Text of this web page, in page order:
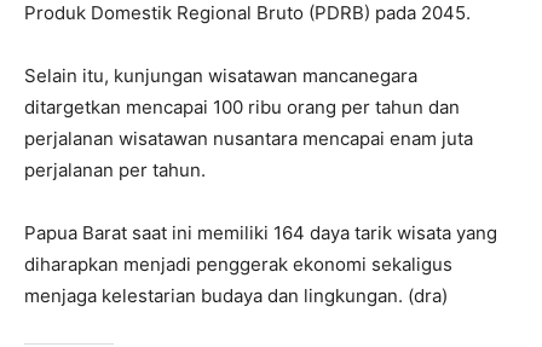
Produk Domestik Regional Bruto (PDRB) pada 2045.
Selain itu, kunjungan wisatawan mancanegara
ditargetkan mencapai 100 ribu orang per tahun dan
perjalanan wisatawan nusantara mencapai enam juta
perjalanan per tahun.
Papua Barat saat ini memiliki 164 daya tarik wisata yang
diharapkan menjadi penggerak ekonomi sekaligus
menjaga kelestarian budaya dan lingkungan. (dra)